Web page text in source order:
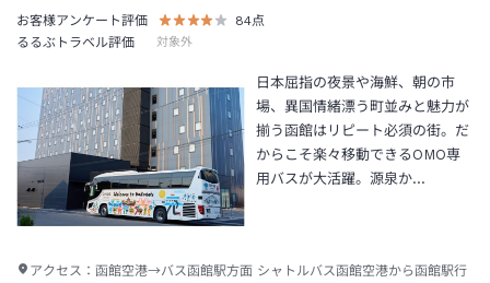
お客様アンケート評価
84点
るるぶトラベル評価
対象外
日本屈指の夜景や海鮮、朝の市
場、異国情緒漂う町並みと魅力が
揃う函館はリピート必須の街。だ
からこそ楽々移動できるOMO専
用バスが大活躍。源泉か…
アクセス： 函館空港→バス函館駅方面 シャトルバス函館空港から函館駅行